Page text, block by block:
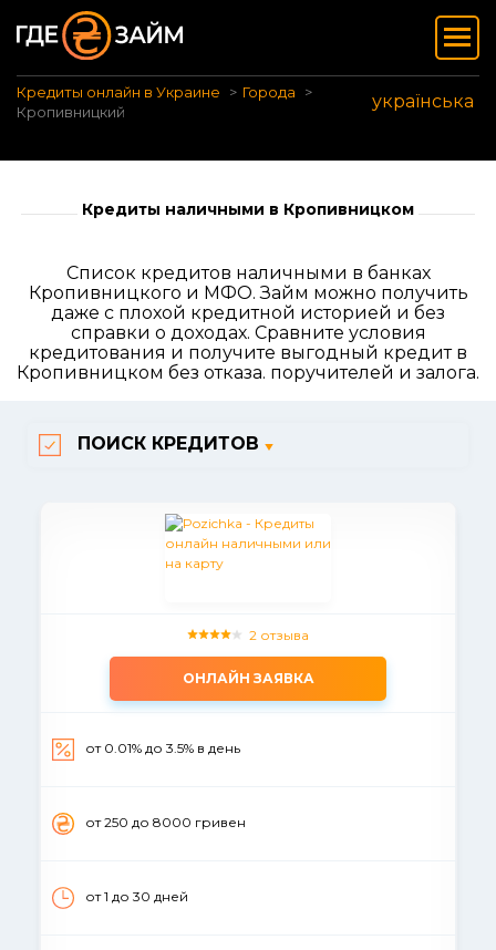
Кредиты онлайн в Украине
Города
Кропивницкий
українська
Кредиты наличными в Кропивницком
Список кредитов наличными в банках
Кропивницкого и МФО. Займ можно получить
даже с плохой кредитной историей и без
справки о доходах. Сравните условия
кредитования и получите выгодный кредит в
Кропивницком без отказа. поручителей и залога.
ПОИСК КРЕДИТОВ
2 отзыва
ОНЛАЙН ЗАЯВКА
от 0.01% до 3.5% в день
от 250 до 8000 гривен
от 1 до 30 дней